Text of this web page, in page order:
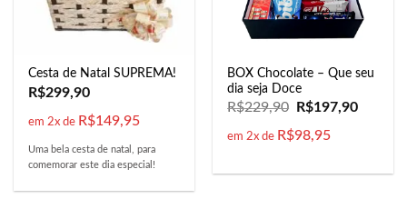
Cesta de Natal SUPREMA!
R$299,90
em 2x de R$149,95
Uma bela cesta de natal, para
comemorar este dia especial!
BOX Chocolate – Que seu
dia seja Doce
R$229,90 R$197,90
em 2x de R$98,95